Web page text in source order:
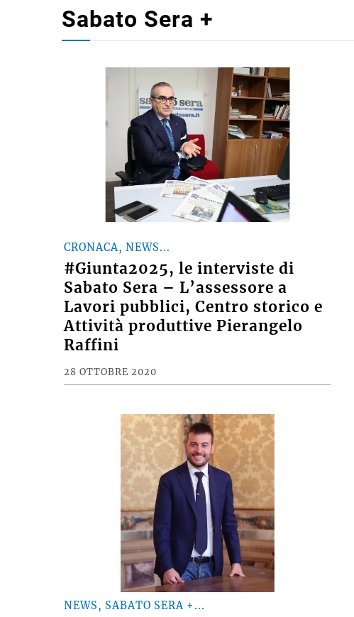
Sabato Sera +
CRONACA, NEWS...
#Giunta2025, le interviste di
Sabato Sera – L’assessore a
Lavori pubblici, Centro storico e
Attività produttive Pierangelo
Raffini
28 OTTOBRE 2020
NEWS, SABATO SERA +...